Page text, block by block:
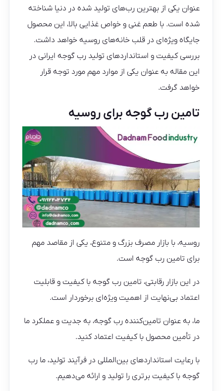
عنوان یکی از بهترین رب‌های تولید شده در دنیا شناخته
شده است. با طعم غنی و خواص غذایی بالا، این محصول
جایگاه ویژه‌ای در قلب خانه‌های روسیه خواهد داشت.
بررسی کیفیت و استانداردهای تولید رب گوجه ایرانی در
این مقاله به عنوان یکی از موارد مهم مورد توجه قرار
خواهد گرفت.
تامین رب گوجه برای روسیه
روسیه، با بازار مصرف بزرگ و متنوع، یکی از مقاصد مهم
برای تامین رب گوجه است.
در این بازار رقابتی، تامین رب گوجه با کیفیت و قابلیت
اعتماد بی‌نهایت از اهمیت ویژه‌ای برخوردار است.
ما، به عنوان تامین‌کننده رب گوجه، به جدیت و عملکرد ما
در تأمین محصول با کیفیت اعتماد کنید.
با رعایت استانداردهای بین‌المللی در فرآیند تولید، ما رب
گوجه با کیفیت برتری را تولید و ارائه می‌دهیم.